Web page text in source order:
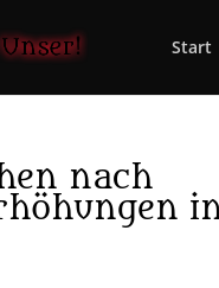
Start
nach